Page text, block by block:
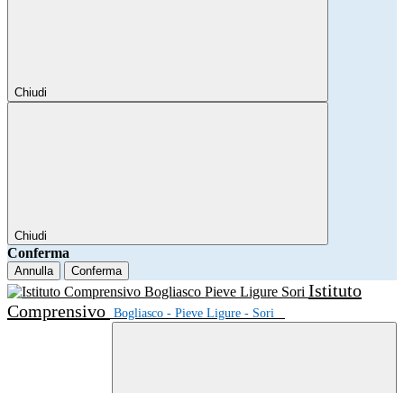
Chiudi
Chiudi
Conferma
Annulla Conferma
Istituto
Comprensivo Bogliasco - Pieve Ligure - Sori